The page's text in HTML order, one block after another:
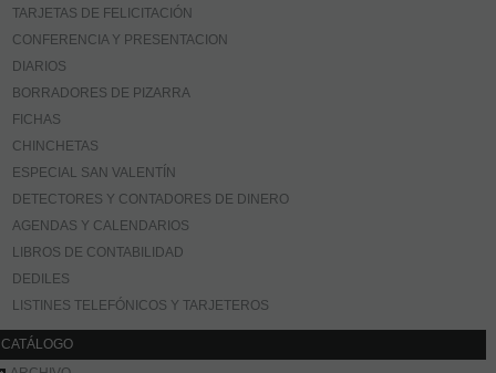
TARJETAS DE FELICITACIÓN
CONFERENCIA Y PRESENTACION
DIARIOS
BORRADORES DE PIZARRA
FICHAS
CHINCHETAS
ESPECIAL SAN VALENTÍN
DETECTORES Y CONTADORES DE DINERO
AGENDAS Y CALENDARIOS
LIBROS DE CONTABILIDAD
DEDILES
LISTINES TELEFÓNICOS Y TARJETEROS
CATÁLOGO